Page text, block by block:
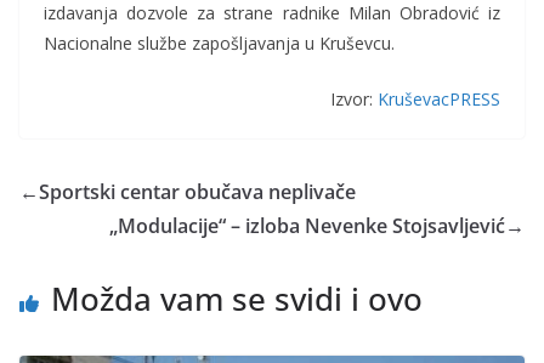
izdavanja dozvole za strane radnike Milan Obradović iz
Nacionalne službe zapošljavanja u Kruševcu.
Izvor: KruševacPRESS
←Sportski centar obučava neplivače
„Modulacije“ – izloba Nevenke Stojsavljević→
Možda vam se svidi i ovo